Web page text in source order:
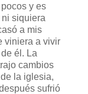
y es
siquiera
a mis
viniera a vivir
él. La
cambios
la iglesia,
sufrió